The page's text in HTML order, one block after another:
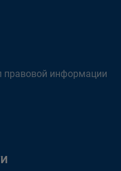
правовой информации